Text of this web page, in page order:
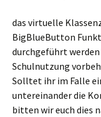
das virtuelle
BigBlueButton
durchgeführt
Schulnutzung
Solltet ihr im Falle
untereinander die
bitten wir euch dies